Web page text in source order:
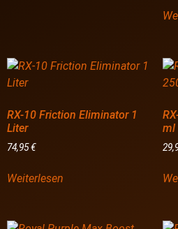
RX-10 Friction Eliminator 1
Liter
74,95€
Weiterlesen
ml